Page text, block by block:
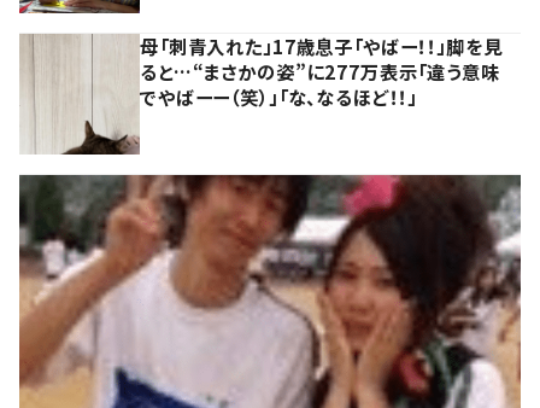
母「刺青入れた」17歳息子「やばー！！」脚を見
ると…“まさかの姿”に277万表示「違う意味
でやばーー（笑）」「な、なるほど！！」